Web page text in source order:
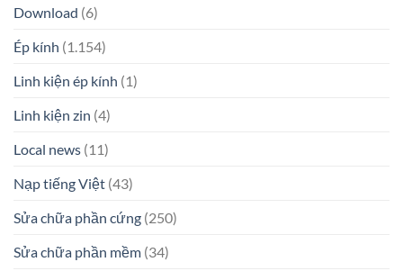
Download (6)
Ép kính (1.154)
Linh kiện ép kính (1)
Linh kiện zin (4)
Local news (11)
Nạp tiếng Việt (43)
Sửa chữa phần cứng (250)
Sửa chữa phần mềm (34)